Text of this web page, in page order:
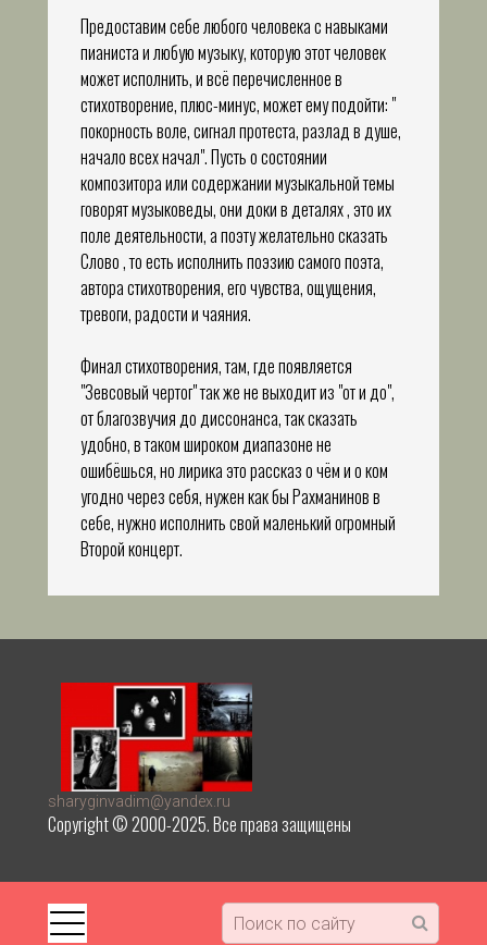
Предоставим себе любого человека с навыками
пианиста и любую музыку, которую этот человек
может исполнить, и всё перечисленное в
стихотворение, плюс-минус, может ему подойти: "
покорность воле, сигнал протеста, разлад в душе,
начало всех начал". Пусть о состоянии
композитора или содержании музыкальной темы
говорят музыковеды, они доки в деталях , это их
поле деятельности, а поэту желательно сказать
Слово , то есть исполнить поэзию самого поэта,
автора стихотворения, его чувства, ощущения,
тревоги, радости и чаяния.
Финал стихотворения, там, где появляется
"Зевсовый чертог" так же не выходит из "от и до",
от благозвучия до диссонанса, так сказать
удобно, в таком широком диапазоне не
ошибёшься, но лирика это рассказ о чём и о ком
угодно через себя, нужен как бы Рахманинов в
себе, нужно исполнить свой маленький огромный
Второй концерт.
sharyginvadim@yandex.ru
Copyright © 2000-2025. Все права защищены